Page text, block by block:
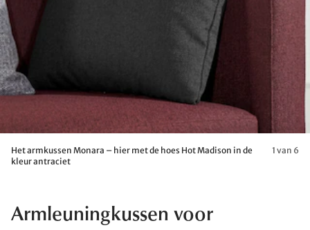
Het armkussen Monara – hier met de hoes Hot Madison in de
kleur antraciet
1 van 6
Armleuningkussen voor